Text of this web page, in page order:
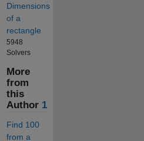
Dimensions
of a
rectangle
5948
Solvers
More
from
this
Author 1
Find 100
from a